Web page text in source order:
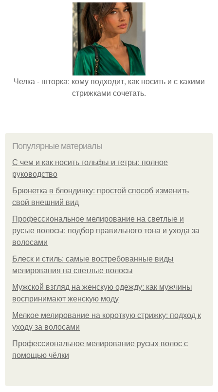
Челка - шторка: кому подходит, как носить и с какими
стрижками сочетать.
Популярные материалы
С чем и как носить гольфы и гетры: полное
руководство
Брюнетка в блондинку: простой способ изменить
свой внешний вид
Профессиональное мелирование на светлые и
русые волосы: подбор правильного тона и ухода за
волосами
Блеск и стиль: самые востребованные виды
мелирования на светлые волосы
Мужской взгляд на женскую одежду: как мужчины
воспринимают женскую моду
Мелкое мелирование на короткую стрижку: подход к
уходу за волосами
Профессиональное мелирование русых волос с
помощью чёлки